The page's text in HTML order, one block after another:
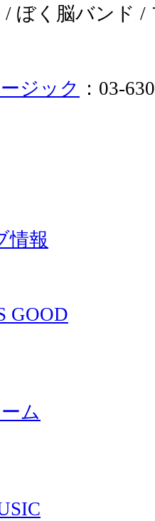
/ ぼく脳バンド /
ジック ：03-
情報
GOOD
ム